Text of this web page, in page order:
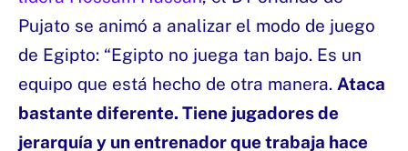
Pujato se animó a analizar el modo de juego
de Egipto: “Egipto no juega tan bajo. Es un
equipo que está hecho de otra manera. Ataca
bastante diferente. Tiene jugadores de
jerarquía y un entrenador que trabaja hace